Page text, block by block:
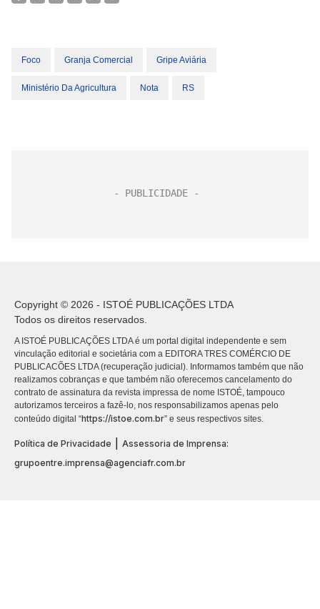
Foco Granja Comercial Gripe Aviária
Ministério Da Agricultura Nota RS
Copyright © 2026 - ISTOÉ PUBLICAÇÕES LTDA
Todos os direitos reservados.
A ISTOÉ PUBLICAÇÕES LTDA é um portal digital independente e sem
vinculação editorial e societária com a EDITORA TRES COMÉRCIO DE
PUBLICACÕES LTDA (recuperação judicial). Informamos também que não
realizamos cobranças e que também não oferecemos cancelamento do
contrato de assinatura da revista impressa de nome ISTOÉ, tampouco
autorizamos terceiros a fazê-lo, nos responsabilizamos apenas pelo
conteúdo digital “https://istoe.com.br” e seus respectivos sites.
Política de Privacidade
Assessoria de Imprensa:
grupoentre.imprensa@agenciafr.com.br